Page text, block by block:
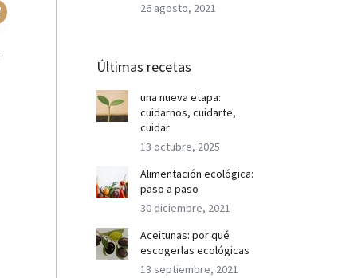
26 agosto, 2021
Últimas recetas
una nueva etapa:
cuidarnos, cuidarte,
cuidar
13 octubre, 2025
Alimentación ecológica:
paso a paso
30 diciembre, 2021
Aceitunas: por qué
escogerlas ecológicas
13 septiembre, 2021